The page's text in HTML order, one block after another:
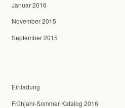
Januar 2016
November 2015
September 2015
Einladung
Frühjahr-Sommer Katalog 2016